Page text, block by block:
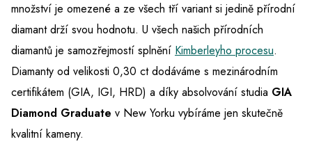
množství je omezené a ze všech tří variant si jedině přírodní
diamant drží svou hodnotu. U všech našich přírodních
diamantů je samozřejmostí splnění Kimberleyho procesu.
Diamanty od velikosti 0,30 ct dodáváme s mezinárodním
certifikátem (GIA, IGI, HRD) a díky absolvování studia GIA
Diamond Graduate v New Yorku vybíráme jen skutečně
kvalitní kameny.